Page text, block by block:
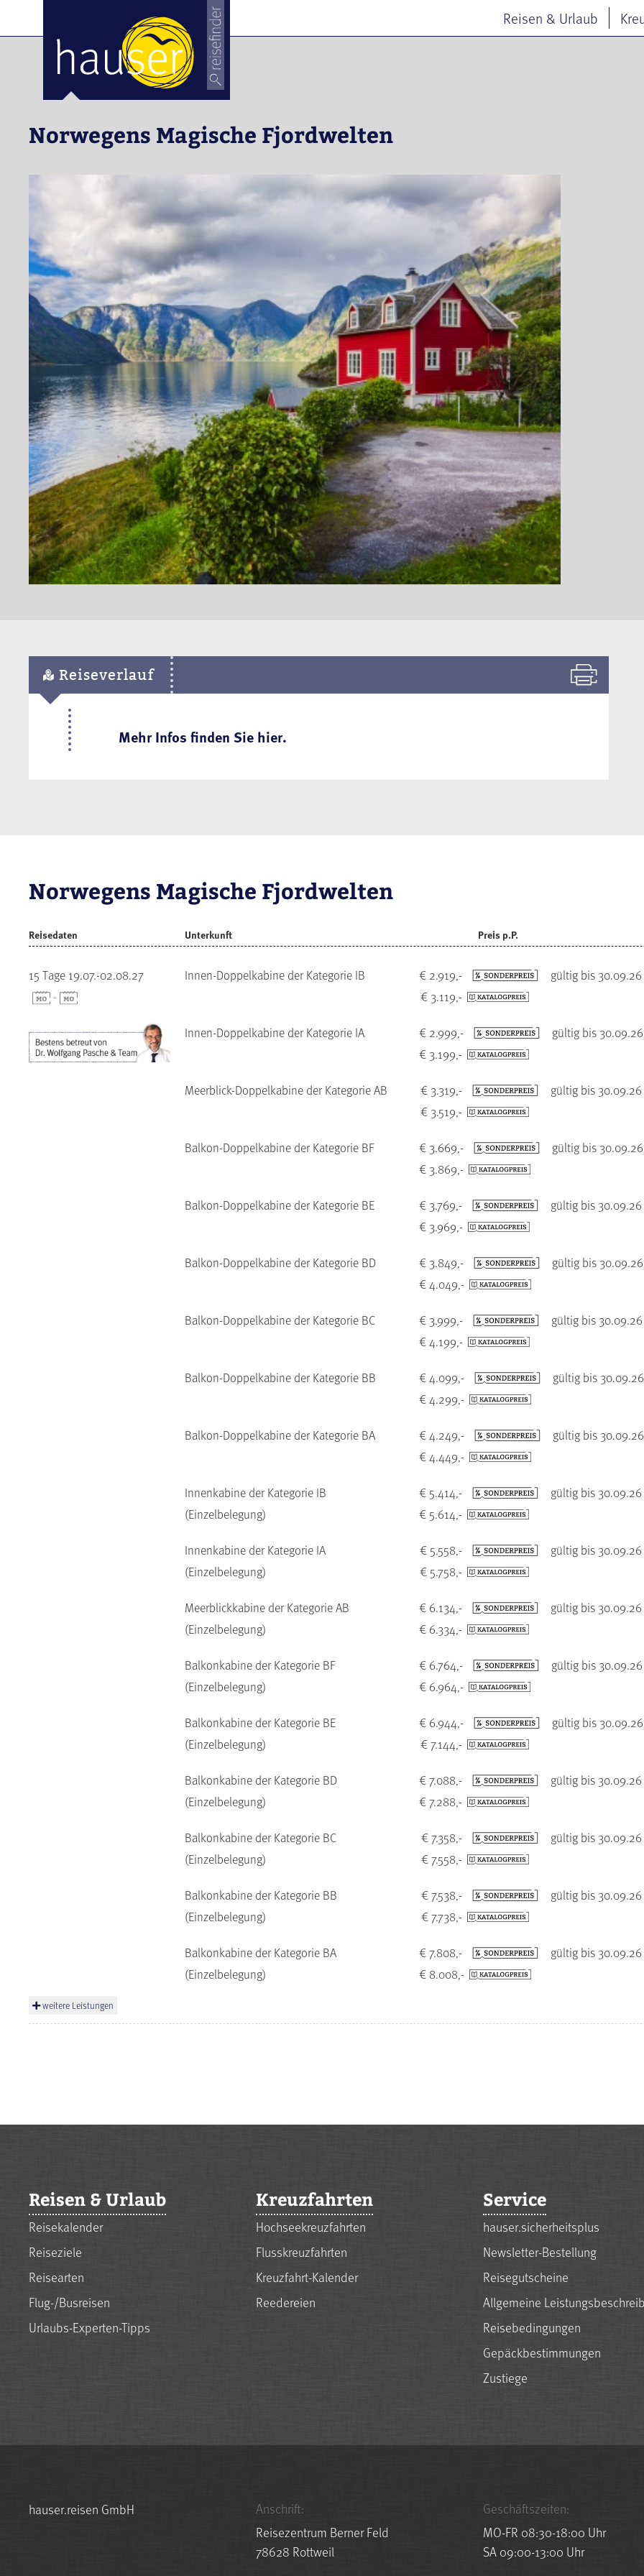
Reisen & Urlaub
Norwegens Magische Fjordwelten
Reiseverlauf
Mehr Infos finden Sie hier.
Norwegens Magische Fjordwelten
Reisedaten Unterkunft Preis p.P.
15 Tage 19.07.-02.08.27
-
Innen-Doppelkabine der Kategorie IB € 2.919,-
gültig bis 30.09.26
€ 3.119,-
Innen-Doppelkabine der Kategorie IA
€ 2.999,-
gültig bis 30.09.26
€ 3.199,-
Meerblick-Doppelkabine der Kategorie AB
€ 3.319,-
gültig bis 30.09.26
€ 3.519,-
Balkon-Doppelkabine der Kategorie BF
€ 3.669,-
gültig bis 30.09.26
€ 3.869,-
Balkon-Doppelkabine der Kategorie BE
€ 3.769,-
gültig bis 30.09.26
€ 3.969,-
Balkon-Doppelkabine der Kategorie BD
€ 3.849,-
gültig bis 30.09.26
€ 4.049,-
Balkon-Doppelkabine der Kategorie BC
€ 3.999,-
gültig bis 30.09.26
€ 4.199,-
Balkon-Doppelkabine der Kategorie BB
€ 4.099,-
gültig bis 30.09.26
€ 4.299,-
Balkon-Doppelkabine der Kategorie BA
€ 4.249,-
gültig bis 30.09.26
€ 4.449,-
Innenkabine der Kategorie IB
(Einzelbelegung)
€ 5.414,-
gültig bis 30.09.26
€ 5.614,-
Innenkabine der Kategorie IA
(Einzelbelegung)
€ 5.558,-
gültig bis 30.09.26
€ 5.758,-
Meerblickkabine der Kategorie AB
(Einzelbelegung)
€ 6.134,-
gültig bis 30.09.26
€ 6.334,-
Balkonkabine der Kategorie BF
(Einzelbelegung)
€ 6.764,-
gültig bis 30.09.26
€ 6.964,-
Balkonkabine der Kategorie BE
(Einzelbelegung)
€ 6.944,-
gültig bis 30.09.26
€ 7.144,-
Balkonkabine der Kategorie BD
(Einzelbelegung)
€ 7.088,-
gültig bis 30.09.26
€ 7.288,-
Balkonkabine der Kategorie BC
(Einzelbelegung)
€ 7.358,-
gültig bis 30.09.26
€ 7.558,-
Balkonkabine der Kategorie BB
(Einzelbelegung)
€ 7.538,-
gültig bis 30.09.26
€ 7.738,-
Balkonkabine der Kategorie BA
(Einzelbelegung)
€ 7.808,-
gültig bis 30.09.26
€ 8.008,-
weitere Leistungen
Reisen & Urlaub
Reisekalender
Reiseziele
Reisearten
Flug-/Busreisen
Urlaubs-Experten-Tipps
Kreuzfahrten
Hochseekreuzfahrten
Flusskreuzfahrten
Kreuzfahrt-Kalender
Reedereien
Service
hauser.sicherheitsplus
Newsletter-Bestellung
Reisegutscheine
Allgemeine
Reisebedingungen
Gepäckbestimmungen
Zustiege
hauser.reisen GmbH
Anschrift:
Reisezentrum Berner Feld
78628 Rottweil
Geschäftszeiten:
MO-FR 08:30-18:00 Uhr
SA 09:00-13:00 Uhr